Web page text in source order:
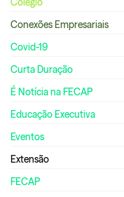
Conexões Empresariais
Covid-19
Curta Duração
É Notícia na FECAP
Educação Executiva
Eventos
Extensão
FECAP